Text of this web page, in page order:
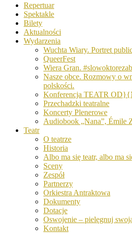
Repertuar
Spektakle
Bilety
Aktualności
Wydarzenia
Wuchta Wiary. Portret
QueerFest
Wiera Gran.
Nasze obce. Rozmowy o
polskości.
Konferencja TEATR
Przechadzki teatralne
Koncerty Plenerowe
Audiobook „Nana”, Émile
Teatr
O teatrze
Historia
Albo ma się teatr, albo ma
Sceny
Zespół
Partnerzy
Orkiestra Antraktowa
Dokumenty
Dotacje
Oswojenie – pielęgnuj
Kontakt